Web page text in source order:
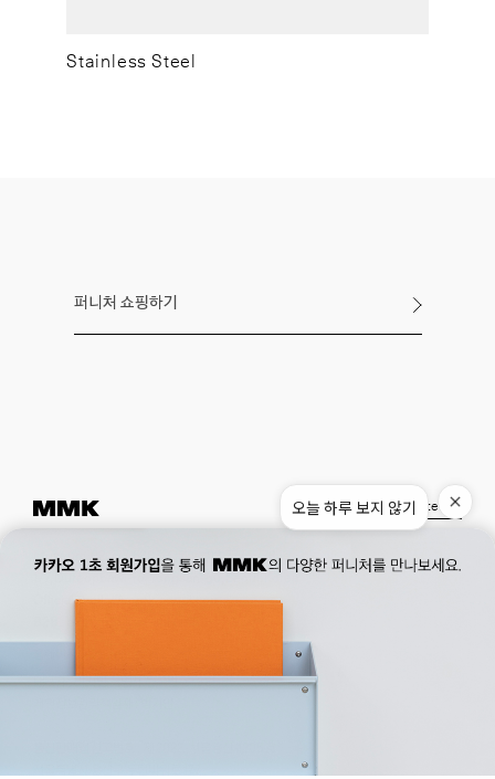
Stainless Steel
퍼니처 쇼핑하기
대표자 : 박기민 사업자 등록번호 : 821-86-02281
Museum. 02. 777. 5887 Office.02. 777. 5778
177, Duteopbawi-ro, Yongsan-gu, Seoul, Korea
Official : hello@mmk-seoul.com
Instagram Pinterest
오늘 하루 보지 않기